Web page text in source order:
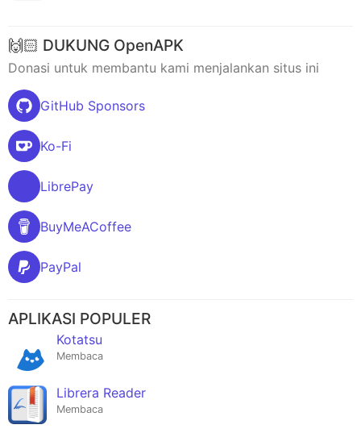
🙌🏻 DUKUNG OpenAPK
Donasi untuk membantu kami menjalankan situs ini
GitHub Sponsors
Ko-Fi
LibrePay
BuyMeACoffee
PayPal
APLIKASI POPULER
Kotatsu
Membaca
Librera Reader
Membaca